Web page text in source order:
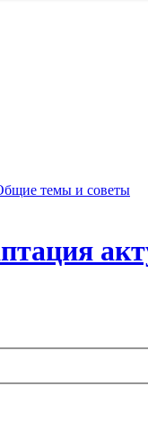
темы и советы